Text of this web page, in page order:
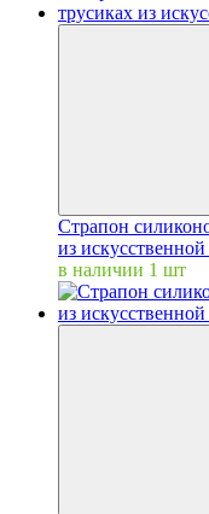
Страпон
из
в наличии 1 шт